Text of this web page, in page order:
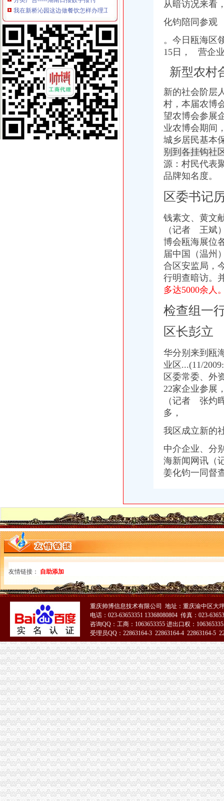
温州仲裁委员会公告·温州都市报
分类广告_新浪新闻
天津新会里装修
家电修理店怎么开？-【设计本有问必答】
注册公司税务登记流程及费用.pdf
上海海外公司注册：2016注册公司好的选择-上海爱问分类
无锡市场：南长区五爱路代办公司证件税务登记公司注册代理记账
《税务知识大全》
代理记账_常州银通代理记账价格|代理记账_常州银通代理记账型号规格
北京市门头沟区为民服务中心
800元起优惠注册各区公司批增值税-上海58同城
分类广告_资讯频道_凤凰网
温州店面装饰哪家效果好？_商场装修|一起网装修
江门地税全国推税务登记证等“十五证合一”企业提交材料将减
合肥新桥机场高速公路监控管理中心泳池设备采购及安装招标第一阶段
中国常州高新区-【个管办】上下联动对新景一期商铺开展户管巡查工作
两年开四家分店几千元办起家政公司（2）-理财频道-和讯网
11月7日广西广西城建咨询有限公司玉林市福绵区新桥联片农村饮水安
【上海新桥税务登记|税务登记证办理|代理税务登记】-上海赶集网
【常州新桥税务登记|税务登记证办理|代理税务登记】-常州赶集网
1.1.7企业注册登记步骤(七)办理税务登记-shuo的日志-网易博客
北京市国家税务局转发国家税务总局关于金融保险业税收政策调整后若
【办理税务开业登记,工商登记,财税咨询,代理记账】价格_厂家_
温州机场·温州都市报
：凯诺科技：华泰联合证券有限责任公司关于凯诺科技股份有
全工厂注册流程及相关费用详解-我爱铺网
发布商机列表_天恒信财税办理公司注册,代理记账【今日推荐网-分类
分类广告-----湖南日报数字报刊
我在新桥沁园这边做餐饮怎样办理工商执照_百度知道
温州仲裁委员会公告·温州都市报
分类广告_新浪新闻
天津新会里装修
家电修理店怎么开？-【设计本有问必答】
上海海外公司注册：2016注册公司好的选择-上海爱问分类
无锡市场：南长区五爱路代办公司证件税务登记公司注册代理记账
《税务知识大全》
代理记账_常州银通代理记账价格|代理记账_常州银通代理记账型号规格
北京市门头沟区为民服务中心
800元起优惠注册各区公司批增值税-上海58同城
分类广告_资讯频道_凤凰网
温州店面装饰哪家效果好？_商场装修|一起网装修
启事/公告__都市_温商网
公司办理社保的整个流程_点点_新浪博客
瓯海新闻-温州日报瓯网-温州新闻门户网-温州日报主办
江门地税全国推税务登记证等“十五证合一”企业提交材料将减
【上海丰皓企业登记代理有限公司】-主营：
丹地税局2011年8月份《涉税信息月报》
台州市路桥区人民办公室关于印发2014年度镇（街道）“个转企”
从暗访况来看
化钧陪同参观
。 今日瓯海区
15日，
营企
新型农村
新的社会阶层
村，本届农博
望农博会参展
业农博会期间
城乡居民基本
别到各挂钩社
源：村民代表
品牌知名度。
区委书记
钱素文、黄文
（记者 王斌
博会瓯海展位
届中国（温州
合区安监局，
行明查暗访。
多达5000余人
检查组一
区长彭立
华分别来到瓯
业区...(11/
区委常委、外
22家企业参展
（记者 张灼
多，
我区成立新的
中介企业、分
海新闻网讯（
姜化钧一同督
友情链接： 自助添加
重庆帅博信息技术有限公司 地址：重庆渝中区大
电话：023-63653351 13368080804 传真：023-
咨询QQ：工商：1063653355 进出口权：
受理员QQ：22863164-3 22863164-4 22863164-5
51La